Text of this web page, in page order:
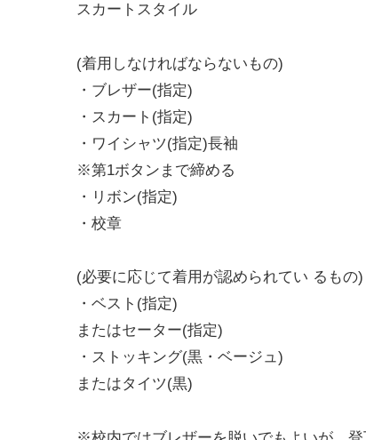
スカートスタイル
(着用しなければならないもの)
・ブレザー(指定)
・スカート(指定)
・ワイシャツ(指定)長袖
※第1ボタンまで締める
・リボン(指定)
・校章
(必要に応じて着用が認められてい るもの)
・ベスト(指定)
またはセーター(指定)
・ストッキング(黒・ベージュ)
またはタイツ(黒)